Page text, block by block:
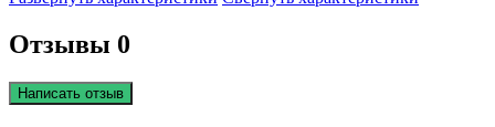
Отзывы 0
Написать отзыв